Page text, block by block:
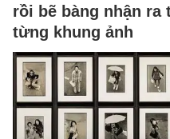
rồi bẽ bàng nhận ra
từng khung ảnh